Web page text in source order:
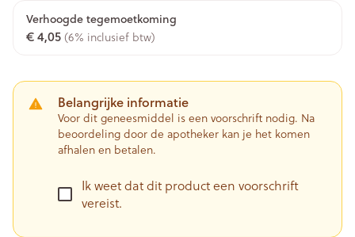
Verhoogde tegemoetkoming
€ 4,05(6% inclusief btw)
Belangrijke informatie
Voor dit geneesmiddel is een voorschrift nodig. Na
beoordeling door de apotheker kan je het komen
afhalen en betalen.
Ik weet dat dit product een voorschrift
vereist.